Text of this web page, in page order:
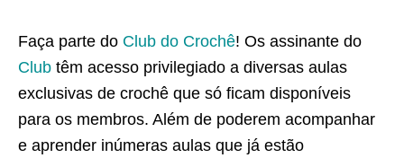
Faça parte do Club do Crochê! Os assinante do
Club têm acesso privilegiado a diversas aulas
exclusivas de crochê que só ficam disponíveis
para os membros. Além de poderem acompanhar
e aprender inúmeras aulas que já estão